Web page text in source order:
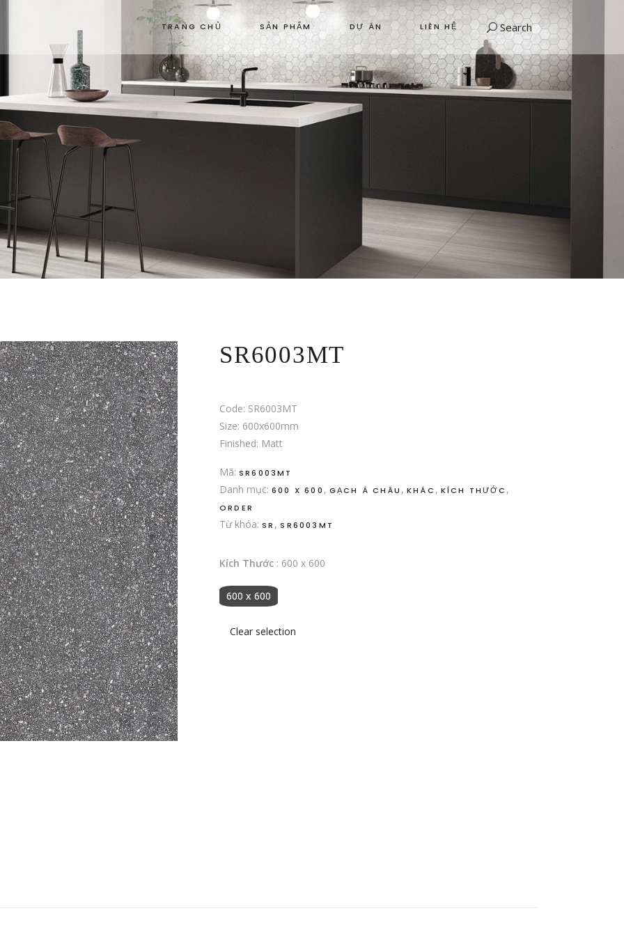
TRANG CHỦ SẢN PHẨM DỰ ÁN LIÊN HỆ Search
SR6003MT
Code: SR6003MT
Size: 600x600mm
Finished: Matt
Mã: SR6003MT
Danh mục: 600 X 600 , GẠCH Á CHÂU ,KHÁC , KÍCH THƯỚC ,
ORDER
Từ khóa: SR ,SR6003MT
Kích Thước : 600 x 600
600 x 600
Clear selection